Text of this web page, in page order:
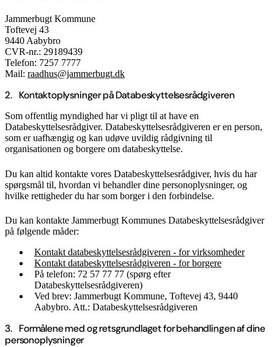
Jammerbugt Kommune
Toftevej 43
9440 Aabybro
CVR-nr.: 29189439
Telefon: 7257 7777
Mail: raadhus@jammerbugt.dk
2. Kontaktoplysninger på Databeskyttelsesrådgiveren
Som offentlig myndighed har vi pligt til at have en
Databeskyttelsesrådgiver. Databeskyttelsesrådgiveren er en person,
som er uafhængig og kan udøve uvildig rådgivning til
organisationen og borgere om databeskyttelse.
Du kan altid kontakte vores Databeskyttelsesrådgiver, hvis du har
spørgsmål til, hvordan vi behandler dine personoplysninger, og
hvilke rettigheder du har som borger i den forbindelse.
Du kan kontakte Jammerbugt Kommunes Databeskyttelsesrådgiver
på følgende måder:
Kontakt databeskyttelsesrådgiveren - for virksomheder
Kontakt databeskyttelsesrådgiveren - for borgere
På telefon: 72 57 77 77 (spørg efter
Databeskyttelsesrådgiveren)
Ved brev: Jammerbugt Kommune, Toftevej 43, 9440
Aabybro. Att.: Databeskyttelsesrådgiveren
3. Formålene med og retsgrundlaget for behandlingen af dine
personoplysninger